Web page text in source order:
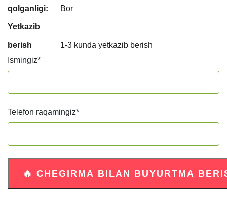
qolganligi: Bor
Yetkazib
berish
1-3 kunda yetkazib berish
Ismingiz*
Telefon raqamingiz*